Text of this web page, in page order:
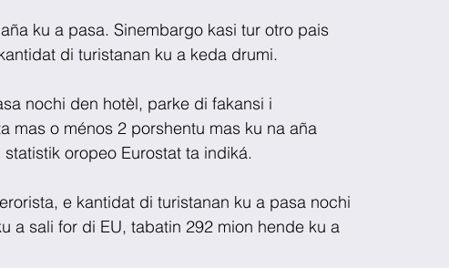
ku a pasa. Sinembargo kasi tur otro pais
di turistanan ku a keda drumi.
nochi den hotèl, parke di fakansi i
mas o ménos 2 porshentu mas ku na aña
oropeo Eurostat ta indiká.
e kantidat di turistanan ku a pasa nochi
a sali for di EU, tabatin 292 mion hende ku a